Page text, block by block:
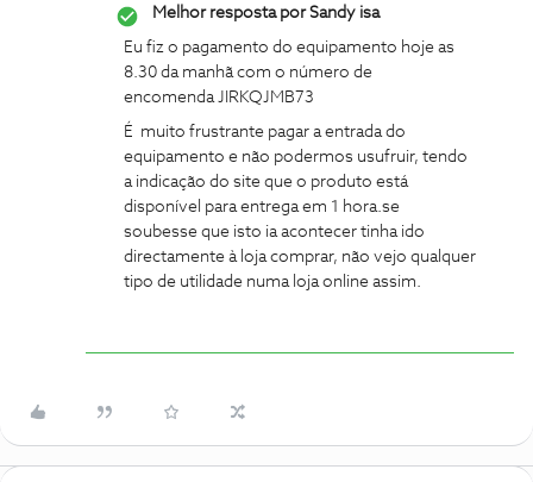
Melhor resposta porSandy isa
Eu fiz o pagamento do equipamento hoje as
8.30 da manhã com o número de
encomenda JIRKQJMB73
É muito frustrante pagar a entrada do
equipamento e não podermos usufruir, tendo
a indicação do site que o produto está
disponível para entrega em 1 hora.se
soubesse que isto ia acontecer tinha ido
directamente à loja comprar, não vejo qualquer
tipo de utilidade numa loja online assim.